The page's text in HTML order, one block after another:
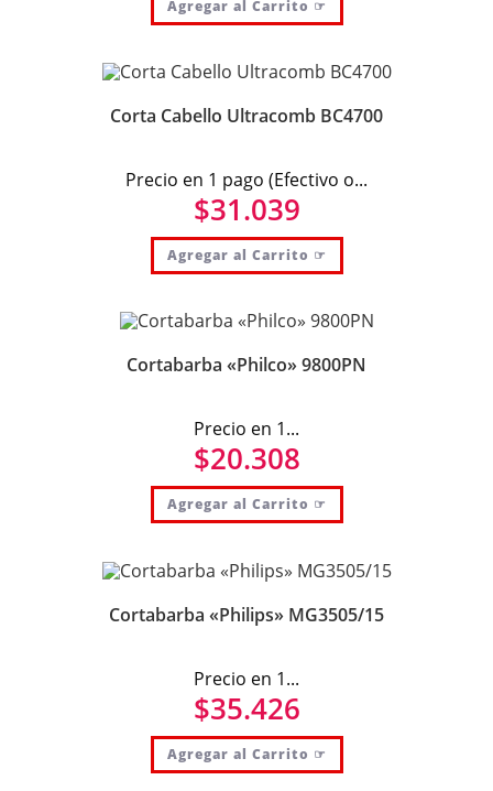
Agregar al Carrito ☞
Corta Cabello Ultracomb BC4700
Precio en 1 pago (Efectivo o...
$31.039
Agregar al Carrito ☞
Cortabarba «Philco» 9800PN
Precio en 1...
$20.308
Agregar al Carrito ☞
Cortabarba «Philips» MG3505/15
Precio en 1...
$35.426
Agregar al Carrito ☞